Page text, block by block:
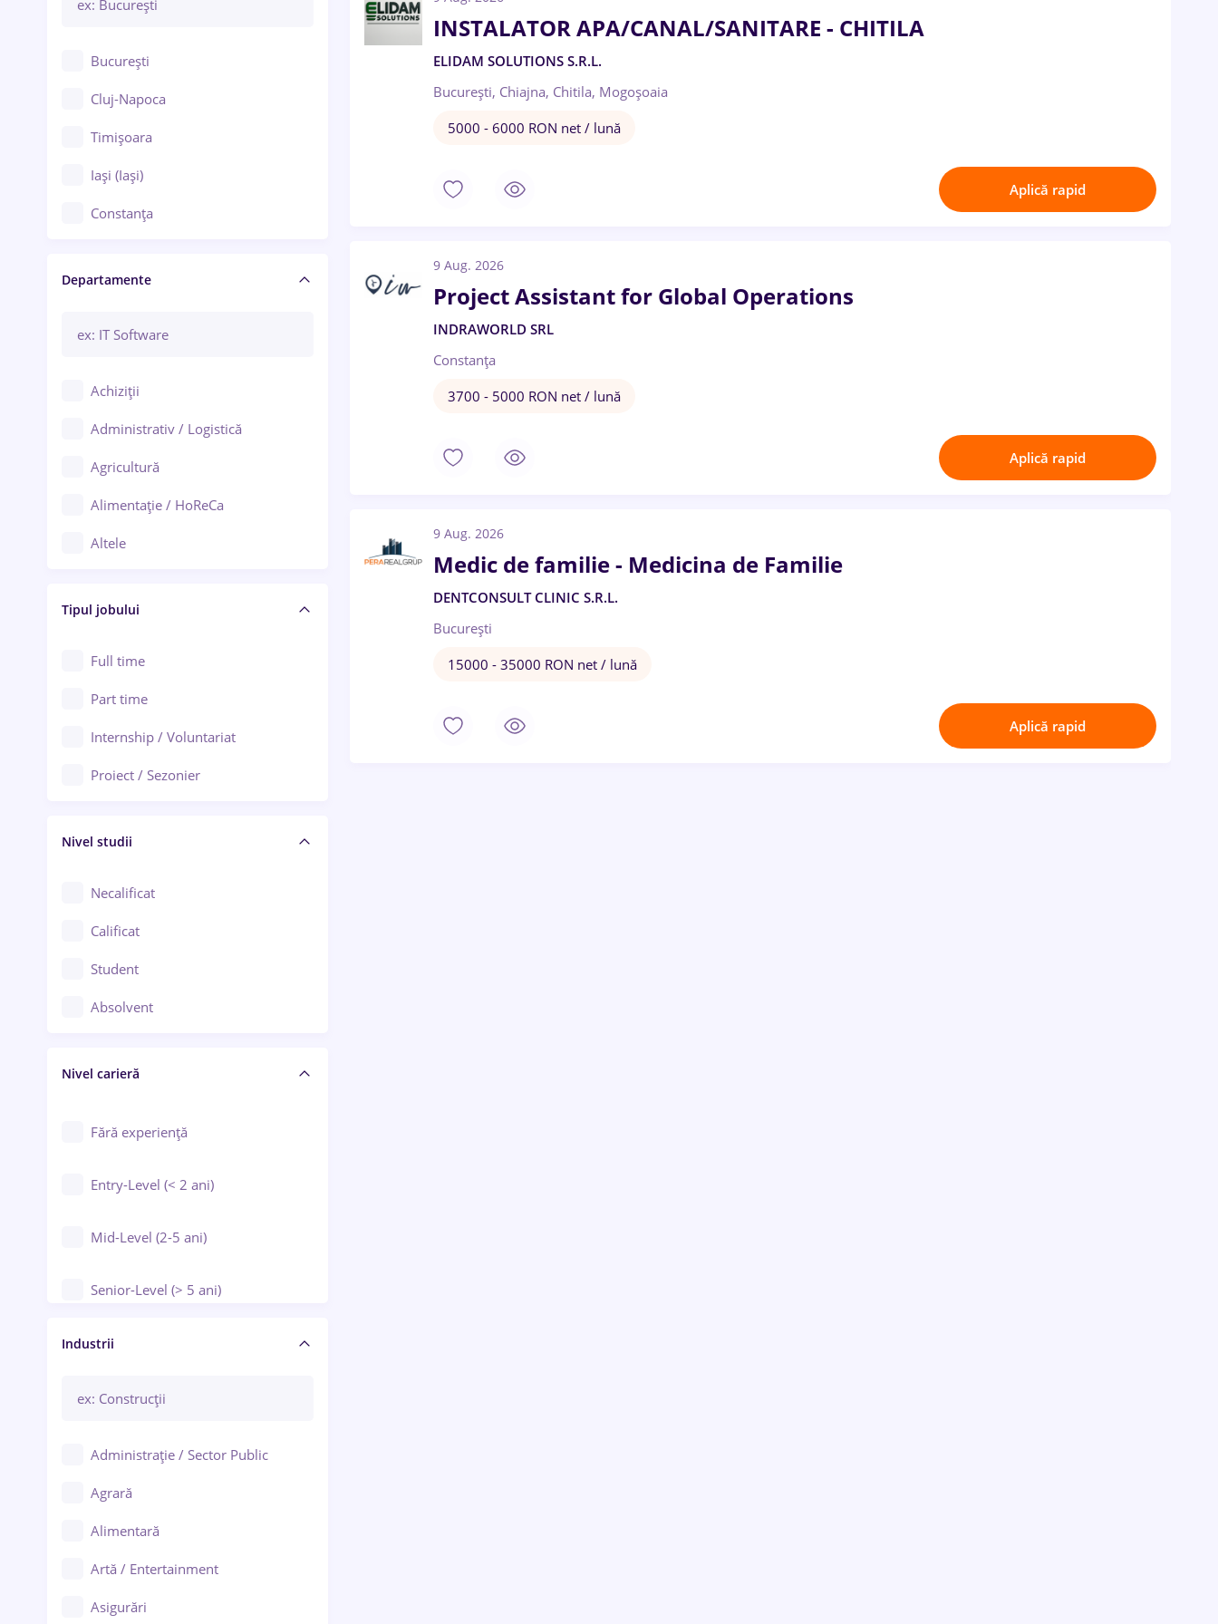
București
Cluj-Napoca
Timișoara
Iași (Iași)
Constanța
Brașov
Bacău
Galați (Galați)
Ploiești
Arad
Baia Mare
Bârlad
Bistrița (Bistrița-Năsăud)
Departamente
Achiziții
Administrativ / Logistică
Agricultură
Alimentație / HoReCa
Altele
Asigurări
Au pair / Babysitter / Curățenie
Audit / Consultanță
Auto / Echipamente
Automatizări
Cercetare - dezvoltare
Chimie / Biochimie
Confecții / Design vestimentar
Construcții / Instalații
Controlul calității
Educație / Training / Arte
Tipul jobului
Full time
Part time
Internship / Voluntariat
Proiect / Sezonier
Nivel studii
Necalificat
Calificat
Student
Absolvent
Nivel carieră
Fără experiență
Entry-Level (< 2 ani)
Mid-Level (2-5 ani)
Senior-Level (> 5 ani)
Manager / Executiv
Industrii
Administrație / Sector Public
Agrară
Alimentară
Artă / Entertainment
Asigurări
INSTALATOR APA/CANAL/SANITARE - CHITILA
ELIDAM SOLUTIONS S.R.L.
București, Chiajna, Chitila, Mogoșoaia
5000 - 6000 RON net / lună
Aplică rapid
9 Aug. 2026
Project Assistant for Global Operations
INDRAWORLD SRL
Constanța
3700 - 5000 RON net / lună
Aplică rapid
9 Aug. 2026
Medic de familie - Medicina de Familie
DENTCONSULT CLINIC S.R.L.
București
15000 - 35000 RON net / lună
Aplică rapid